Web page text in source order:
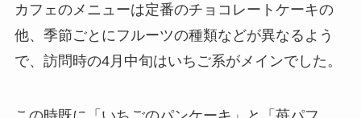
カフェのメニューは定番のチョコレートケーキの
他、季節ごとにフルーツの種類などが異なるよう
で、訪問時の4月中旬はいちご系がメインでした。